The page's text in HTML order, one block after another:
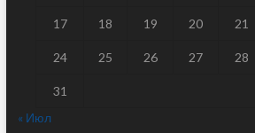
17 18 19 20 21
24 25 26 27 28
31
« Июл